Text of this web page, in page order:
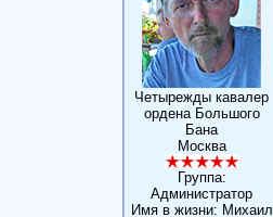
Четырежды кавалер
ордена Большого
Бана
Москва
Группа:
Администратор
Имя в жизни: Михаил